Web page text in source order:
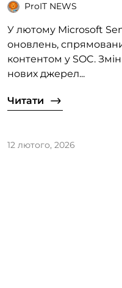
ProIT NEWS
У лютому Microsoft
оновлень,
контентом у SOC.
нових джерел...
Читати
12 лютого, 2026